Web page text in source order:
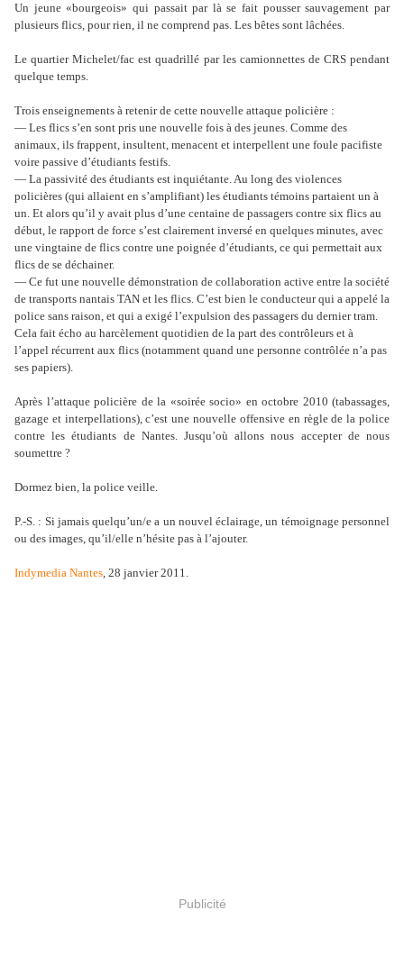
Un jeune «bourgeois» qui passait par là se fait pousser sauvagement par
plusieurs flics, pour rien, il ne comprend pas. Les bêtes sont lâchées.
Le quartier Michelet/fac est quadrillé par les camionnettes de CRS pendant
quelque temps.
Trois enseignements à retenir de cette nouvelle attaque policière :
— Les flics s’en sont pris une nouvelle fois à des jeunes. Comme des
animaux, ils frappent, insultent, menacent et interpellent une foule pacifiste
voire passive d’étudiants festifs.
— La passivité des étudiants est inquiétante. Au long des violences
policières (qui allaient en s’amplifiant) les étudiants témoins partaient un à
un. Et alors qu’il y avait plus d’une centaine de passagers contre six flics au
début, le rapport de force s’est clairement inversé en quelques minutes, avec
une vingtaine de flics contre une poignée d’étudiants, ce qui permettait aux
flics de se déchainer.
— Ce fut une nouvelle démonstration de collaboration active entre la société
de transports nantais TAN et les flics. C’est bien le conducteur qui a appelé la
police sans raison, et qui a exigé l’expulsion des passagers du dernier tram.
Cela fait écho au harcèlement quotidien de la part des contrôleurs et à
l’appel récurrent aux flics (notamment quand une personne contrôlée n’a pas
ses papiers).
Après l’attaque policière de la «soirée socio» en octobre 2010 (tabassages,
gazage et interpellations), c’est une nouvelle offensive en règle de la police
contre les étudiants de Nantes. Jusqu’où allons nous accepter de nous
soumettre ?
Dormez bien, la police veille.
P.-S. : Si jamais quelqu’un/e a un nouvel éclairage, un témoignage personnel
ou des images, qu’il/elle n’hésite pas à l’ajouter.
Indymedia Nantes, 28 janvier 2011.
Publicité